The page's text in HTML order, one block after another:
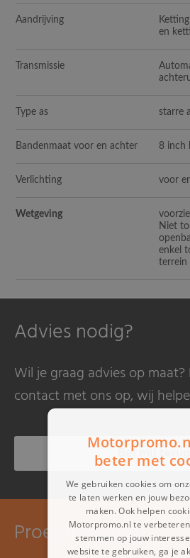
Aandrijving
en
Transmissie
Type as starre
Bandenmaat voor en achter 8 inch
Verlichting voor
Wetgeving
Niet
enkel
terrein
Advies nodig?
Wil je graag advies op maat?
contact met ons op, wij
Bel mij
Proefrit maken?
beter met
We gebruiken cookies om
te laten werken en jouw
maken. Ook helpen
Motorpromo.nl te
stemmen op jouw
website te gebruiken, ga je